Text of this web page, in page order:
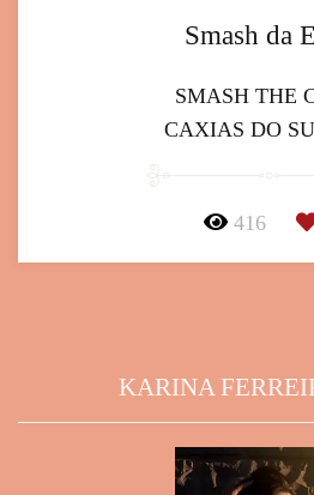
Smash da
SMASH THE
CAXIAS DO
416
KARINA